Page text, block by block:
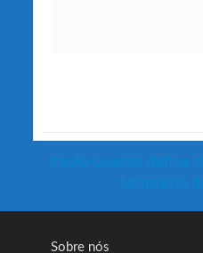
Paulo Guedes define
Ministério
Sobre nós